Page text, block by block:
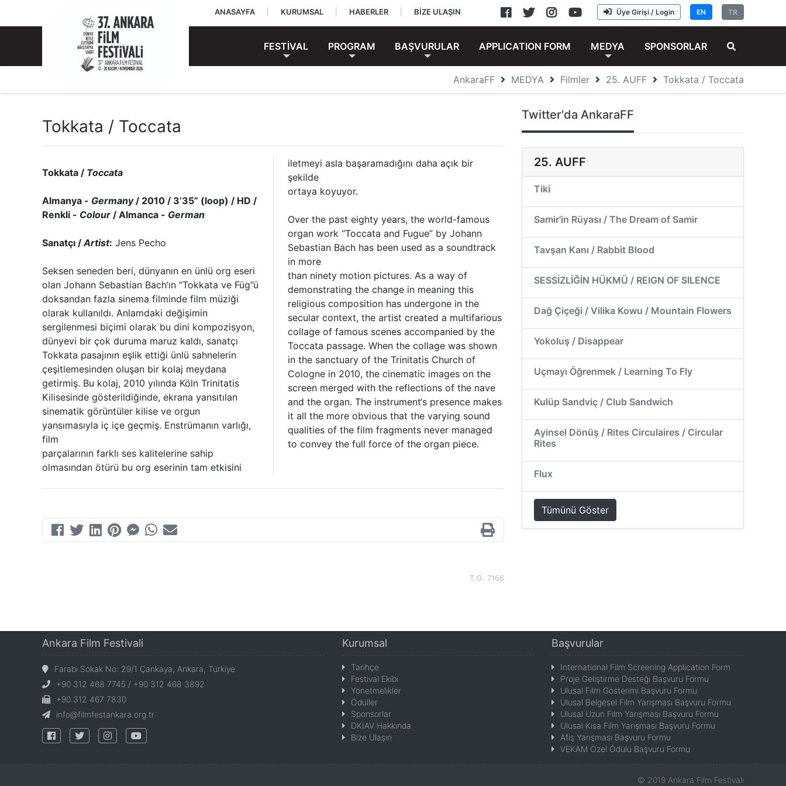
TR
EN
Üye Girişi / Login
ANASAYFA KURUMSAL HABERLER BİZE ULAŞIN
FESTİVAL PROGRAM BAŞVURULAR APPLICATION FORM MEDYA SPONSORLAR
AnkaraFF MEDYA Filmler 25. AUFF Tokkata / Toccata
Tokkata / Toccata
Tokkata / Toccata
Almanya - Germany/ 2010 / 3’35” (loop) / HD /
Renkli - Colour / Almanca - German
Sanatçı /Artist: Jens Pecho
Seksen seneden beri, dünyanın en ünlü org eseri
olan Johann Sebastian Bach’ın “Tokkata ve Füg”ü
doksandan fazla sinema filminde film müziği
olarak kullanıldı. Anlamdaki değişimin
sergilenmesi biçimi olarak bu dini kompozisyon,
dünyevi bir çok duruma maruz kaldı, sanatçı
Tokkata pasajının eşlik ettiği ünlü sahnelerin
çeşitlemesinden oluşan bir kolaj meydana
getirmiş. Bu kolaj, 2010 yılında Köln Trinitatis
Kilisesinde gösterildiğinde, ekrana yansıtılan
sinematik görüntüler kilise ve orgun
yansımasıyla iç içe geçmiş. Enstrümanın varlığı,
film
parçalarının farklı ses kalitelerine sahip
olmasından ötürü bu org eserinin tam etkisini
iletmeyi asla başaramadığını daha açık bir
şekilde
ortaya koyuyor.
Over the past eighty years, the world-famous
organ work “Toccata and Fugue” by Johann
Sebastian Bach has been used as a soundtrack
in more
than ninety motion pictures. As a way of
demonstrating the change in meaning this
religious composition has undergone in the
secular context, the artist created a multifarious
collage of famous scenes accompanied by the
Toccata passage. When the collage was shown
in the sanctuary of the Trinitatis Church of
Cologne in 2010, the cinematic images on the
screen merged with the reflections of the nave
and the organ. The instrument‘s presence makes
it all the more obvious that the varying sound
qualities of the film fragments never managed
to convey the full force of the organ piece.
T.G. 7166
Twitter'da AnkaraFF
25. AUFF
Tiki
Samir’in Rüyası / The Dream of Samir
Tavşan Kanı / Rabbit Blood
SESSİZLİĞİN HÜKMÜ / REIGN OF SILENCE
Dağ Çiçeği / Vilika Kowu / Mountain Flowers
Yokoluş / Disappear
Uçmayı Öğrenmek / Learning To Fly
Kulüp Sandviç / Club Sandwich
Ayinsel Dönüş / Rites Circulaires / Circular
Rites
Flux
Tümünü Göster
Ankara Film Festivali
Farabi Sokak No: 29/1 Çankaya, Ankara, Türkiye
+90 312 468 7745 / +90 312 468 3892
+90 312 467 7830
info@filmfestankara.org.tr
Kurumsal
Tarihçe
Festival Ekibi
Yönetmelikler
Ödüller
Sponsorlar
DKIAV Hakkında
Bize Ulaşın
Başvurular
International Film Screening Application Form
Proje Geliştirme Desteği Başvuru Formu
Ulusal Film Gösterimi Başvuru Formu
Ulusal Belgesel Film Yarışması Başvuru Formu
Ulusal Uzun Film Yarışması Başvuru Formu
Ulusal Kısa Film Yarışması Başvuru Formu
Afiş Yarışması Başvuru Formu
VEKAM Özel Ödülü Başvuru Formu
© 2019 Ankara Film Festivali